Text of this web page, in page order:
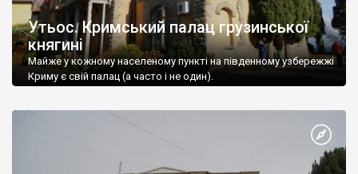
Утьос. Кримський палац грузинської
княгині
Майже у кожному населеному пункті на південному узбережжі
Криму є свій палац (а часто і не один).